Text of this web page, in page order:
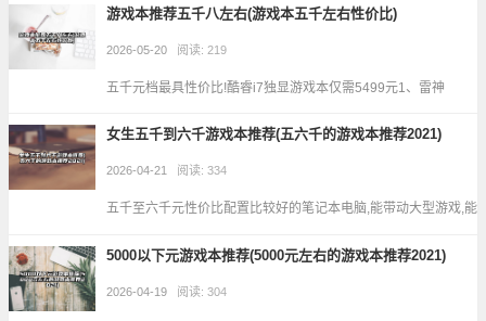
游戏本推荐五千八左右(游戏本五千左右性价比)
2026-05-20 阅读: 219
五千元档最具性价比!酷睿i7独显游戏本仅需5499元1、雷神
女生五千到六千游戏本推荐(五六千的游戏本推荐2021)
2026-04-21 阅读: 334
五千至六千元性价比配置比较好的笔记本电脑,能带动大型游戏,能
5000以下元游戏本推荐(5000元左右的游戏本推荐2021)
2026-04-19 阅读: 304